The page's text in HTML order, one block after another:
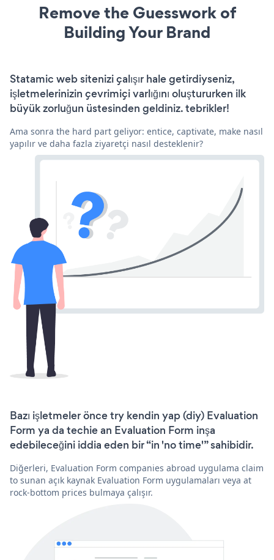
Remove the Guesswork of
Building Your Brand
Statamic web sitenizi çalışır hale getirdiyseniz,
işletmelerinizin çevrimiçi varlığını oluştururken ilk
büyük zorluğun üstesinden geldiniz. tebrikler!
Ama sonra the hard part geliyor: entice, captivate, make nasıl
yapılır ve daha fazla ziyaretçi nasıl desteklenir?
Bazı işletmeler önce try kendin yap (diy) Evaluation
Form ya da techie an Evaluation Form inşa
edebileceğini iddia eden bir “in 'no time'” sahibidir.
Diğerleri, Evaluation Form companies abroad uygulama claim
to sunan açık kaynak Evaluation Form uygulamaları veya at
rock-bottom prices bulmaya çalışır.